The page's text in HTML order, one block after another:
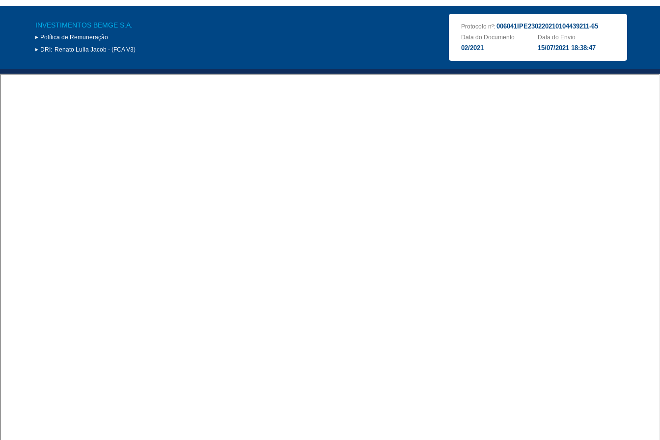
INVESTIMENTOS BEMGE S.A.
Política de Remuneração
DRI: Renato Lulia Jacob - (FCA V3)
Protocolo nº: 006041IPE230220210104439211-65
Data do Documento
02/2021
Data do Envio
15/07/2021 18:38:47